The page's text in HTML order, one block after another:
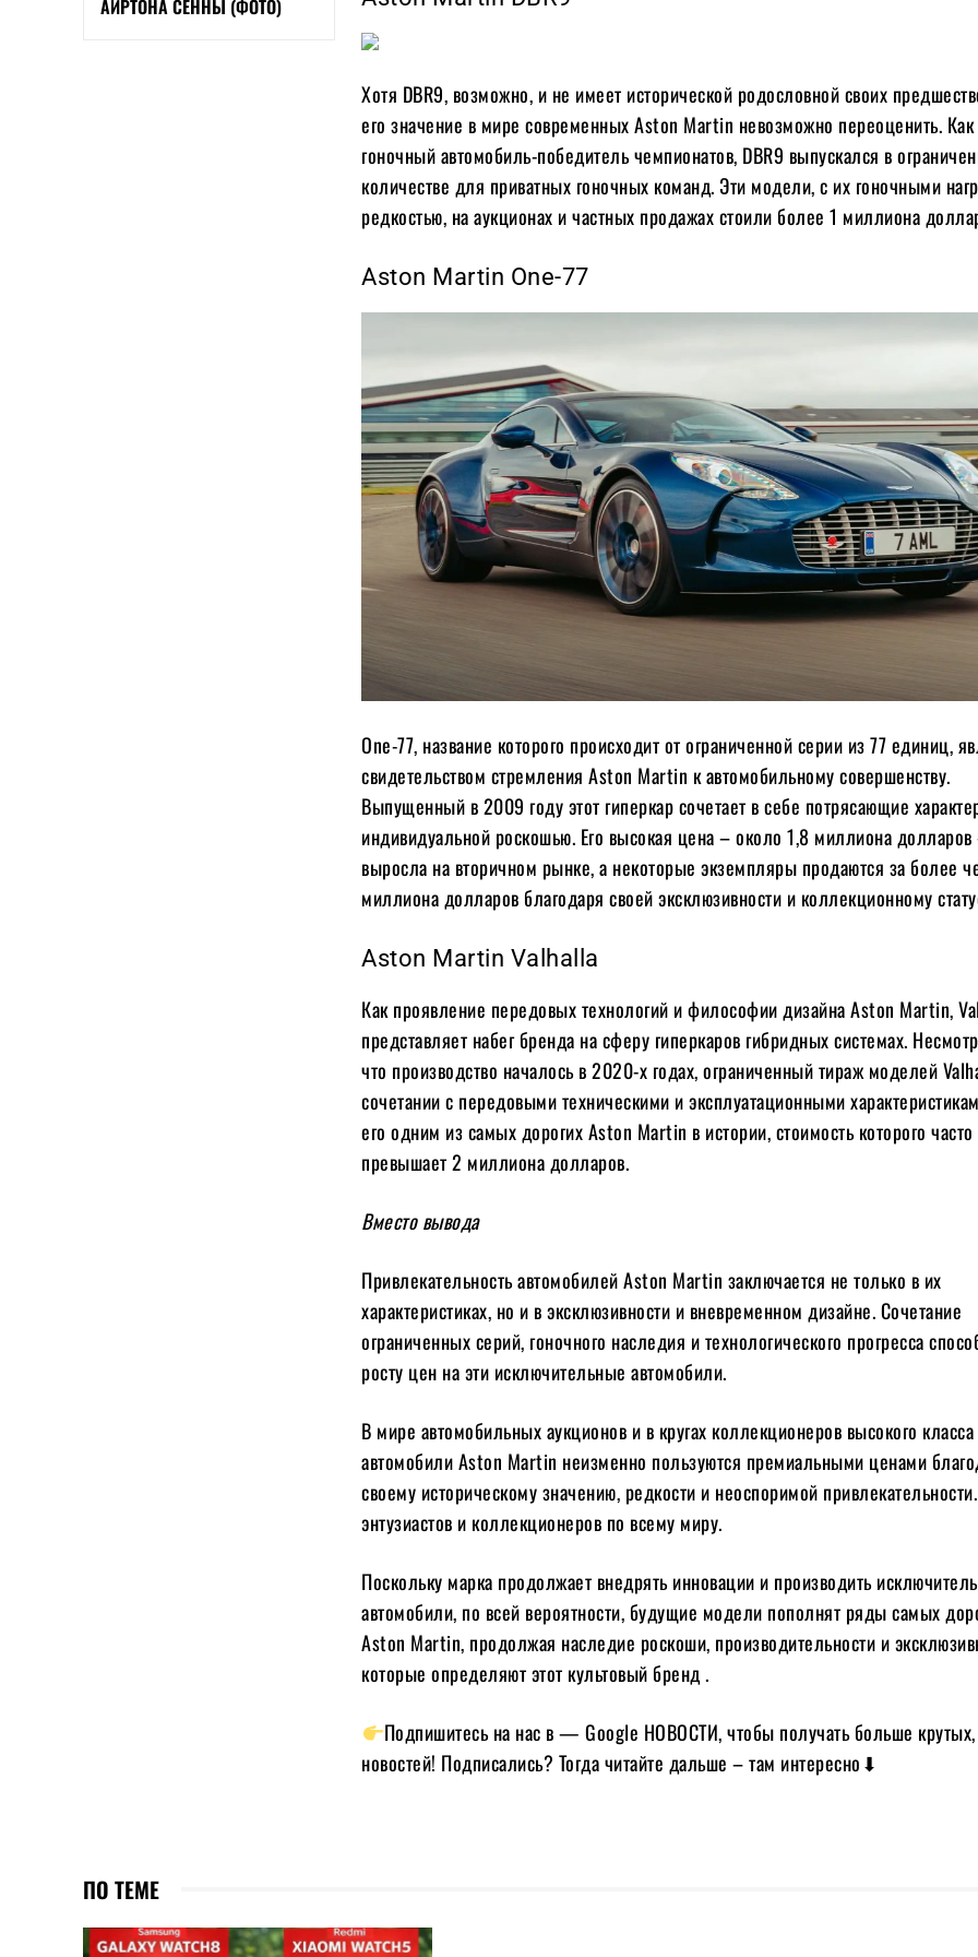
АЙРТОНА СЕННЫ (ФОТО)
Хотя DBR9, возможно, и не имеет исторической родословной своих
его значение в мире современных Aston Martin невозможно переоценить. Как
гоночный автомобиль-победитель чемпионатов, DBR9 выпускался в
количестве для приватных гоночных команд. Эти модели, с их гоночными
редкостью, на аукционах и частных продажах стоили более 1 миллиона
Aston Martin One-77
One-77, название которого происходит от ограниченной серии из 77 единиц,
свидетельством стремления Aston Martin к автомобильному совершенству.
Выпущенный в 2009 году этот гиперкар сочетает в себе потрясающие
индивидуальной роскошью. Его высокая цена – около 1,8 миллиона
выросла на вторичном рынке, а некоторые экземпляры продаются за более
миллиона долларов благодаря своей эксклюзивности и коллекционному
Aston Martin Valhalla
Как проявление передовых технологий и философии дизайна Aston Martin,
представляет набег бренда на сферу гиперкаров гибридных системах.
что производство началось в 2020-х годах, ограниченный тираж моделей
сочетании с передовыми техническими и эксплуатационными
его одним из самых дорогих Aston Martin в истории, стоимость которого часто
превышает 2 миллиона долларов.
Вместо вывода
Привлекательность автомобилей Aston Martin заключается не только в их
характеристиках, но и в эксклюзивности и вневременном дизайне. Сочетание
ограниченных серий, гоночного наследия и технологического прогресса
росту цен на эти исключительные автомобили.
В мире автомобильных аукционов и в кругах коллекционеров высокого класса
автомобили Aston Martin неизменно пользуются премиальными ценами
своему историческому значению, редкости и неоспоримой
энтузиастов и коллекционеров по всему миру.
Поскольку марка продолжает внедрять инновации и производить
автомобили, по всей вероятности, будущие модели пополнят ряды самых
Aston Martin, продолжая наследие роскоши, производительности и
которые определяют этот культовый бренд .
Подпишитесь на нас в — Google НОВОСТИ, чтобы получать больше
новостей! Подписались? Тогда читайте дальше – там интересно⬇
ПО ТЕМЕ